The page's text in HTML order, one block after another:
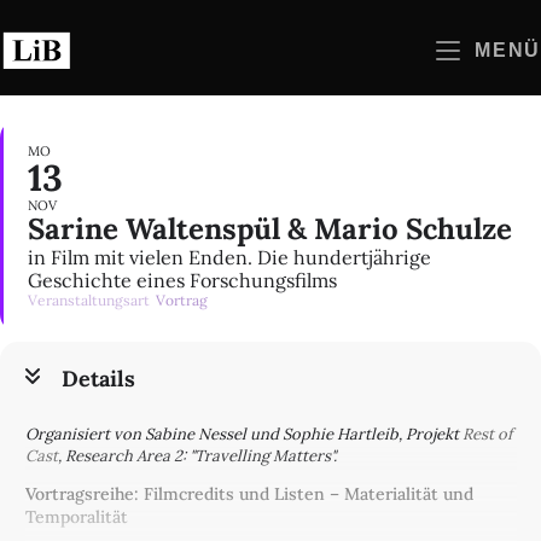
Inhalt
springen
MENÜ
MO
13
NOV
Sarine Waltenspül & Mario Schulze
in Film mit vielen Enden. Die hundertjährige
Geschichte eines Forschungsfilms
Veranstaltungsart Vortrag
Details
Organisiert von Sabine Nessel und Sophie Hartleib, ProjektRest of
Cast, Research Area 2: "Travelling Matters".
Vortragsreihe: Filmcredits und Listen – Materialität und
Temporalität